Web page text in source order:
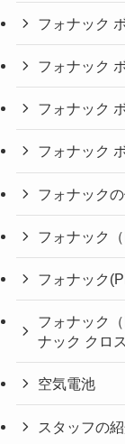
フォナック
フォナック
フォナック
フォナック
フォナック
フォナック
フォナック
フォナック
ナック クロス
空気電池
スタッフの